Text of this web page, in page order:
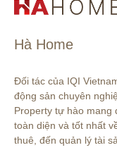
Hà Home
Đối tác của IQI
động sản chuyên
Property tự hào mang
toàn diện và tốt nhất
thuê, đến quản lý tài